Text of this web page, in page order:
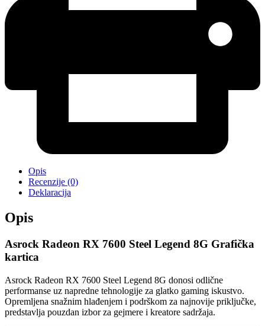
Opis
Recenzije (0)
Deklaracija
Opis
Asrock Radeon RX 7600 Steel Legend 8G Grafička
kartica
Asrock Radeon RX 7600 Steel Legend 8G donosi odlične
performanse uz napredne tehnologije za glatko gaming iskustvo.
Opremljena snažnim hlađenjem i podrškom za najnovije priključke,
predstavlja pouzdan izbor za gejmere i kreatore sadržaja.